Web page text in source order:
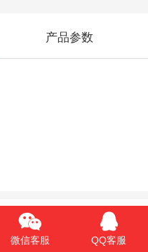
产品参数
微信客服 QQ客服